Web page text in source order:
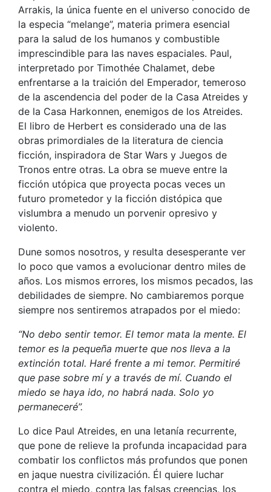
Arrakis, la única fuente en el universo conocido de
la especia “melange”, materia primera esencial
para la salud de los humanos y combustible
imprescindible para las naves espaciales. Paul,
interpretado por Timothée Chalamet, debe
enfrentarse a la traición del Emperador, temeroso
de la ascendencia del poder de la Casa Atreides y
de la Casa Harkonnen, enemigos de los Atreides.
El libro de Herbert es considerado una de las
obras primordiales de la literatura de ciencia
ficción, inspiradora de Star Wars y Juegos de
Tronos entre otras. La obra se mueve entre la
ficción utópica que proyecta pocas veces un
futuro prometedor y la ficción distópica que
vislumbra a menudo un porvenir opresivo y
violento.
Dune somos nosotros, y resulta desesperante ver
lo poco que vamos a evolucionar dentro miles de
años. Los mismos errores, los mismos pecados, las
debilidades de siempre. No cambiaremos porque
siempre nos sentiremos atrapados por el miedo:
“No debo sentir temor. El temor mata la mente. El
temor es la pequeña muerte que nos lleva a la
extinción total. Haré frente a mi temor. Permitiré
que pase sobre mí y a través de mí. Cuando el
miedo se haya ido, no habrá nada. Solo yo
permaneceré”.
Lo dice Paul Atreides, en una letanía recurrente,
que pone de relieve la profunda incapacidad para
combatir los conflictos más profundos que ponen
en jaque nuestra civilización. Él quiere luchar
contra el miedo, contra las falsas creencias, los